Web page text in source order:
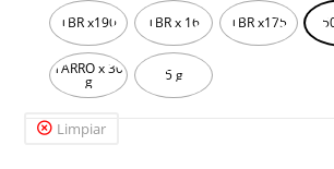
TBR x190 TBR x 16 TBR x175
TARRO x 30
g 5 g
Limpiar